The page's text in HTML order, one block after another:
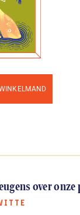
over